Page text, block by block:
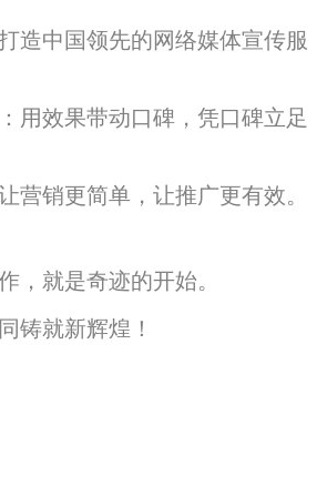
造中国领先的网络媒体宣传服
用效果带动口碑，凭口碑立足
营销更简单，让推广更有效。
，就是奇迹的开始。
铸就新辉煌！